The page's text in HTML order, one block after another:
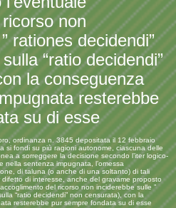
non
rationes decidendi”
“ratio decidendi”
la conseguenza
resterebbe
su di esse
ordinanza n. 3845 depositata il 12 febbraio
si fondi su più ragioni autonome, ciascuna delle
a sorreggere la decisione secondo l’iter logico-
nella sentenza impugnata, l’omessa
di taluna (o anche di una soltanto) di tali
difetto di interesse, anche del gravame proposto
del ricorso non inciderebbe sulle ”
“ratio decidendi” non censurata), con la
resterebbe pur sempre fondata su di esse